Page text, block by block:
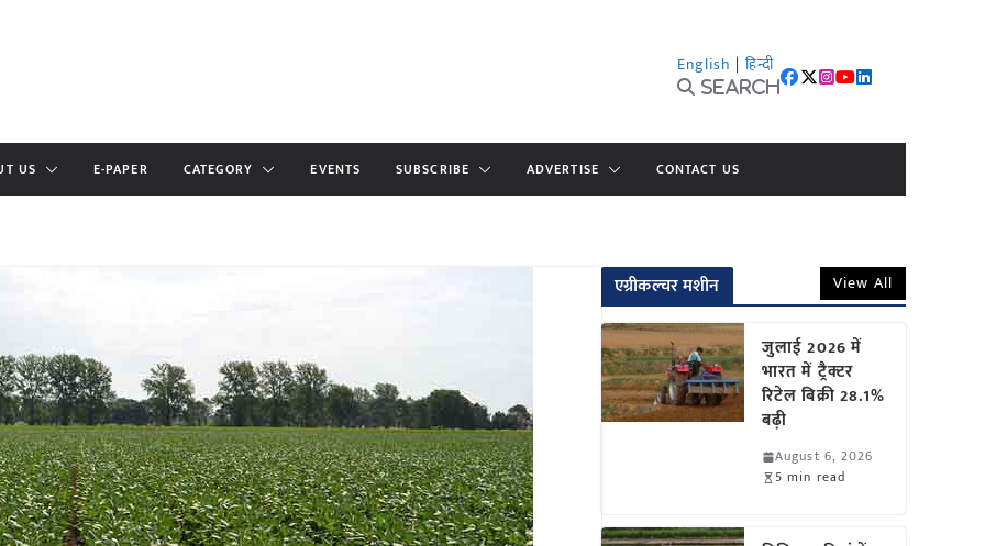
English | हिन्दी
Search
US E-PAPER CATEGORY EVENTS SUBSCRIBE ADVERTISE CONTACT US
एग्रीकल्चर मशीन View All
जुलाई 2026 में
भारत में ट्रैक्टर
रिटेल बिक्री 28.1%
बढ़ी
August 6, 2026
5 min read